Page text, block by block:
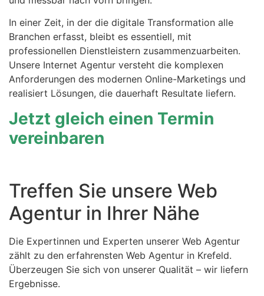
In einer Zeit, in der die digitale Transformation alle
Branchen erfasst, bleibt es essentiell, mit
professionellen Dienstleistern zusammenzuarbeiten.
Unsere Internet Agentur versteht die komplexen
Anforderungen des modernen Online-Marketings und
realisiert Lösungen, die dauerhaft Resultate liefern.
Jetzt gleich einen Termin
vereinbaren
Treffen Sie unsere Web
Agentur in Ihrer Nähe
Die Expertinnen und Experten unserer Web Agentur
zählt zu den erfahrensten Web Agentur in Krefeld.
Überzeugen Sie sich von unserer Qualität – wir liefern
Ergebnisse.